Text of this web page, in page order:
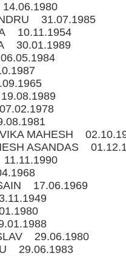
31.07.1985
10.11.1954
30.01.1989
MAHESH
ASANDAS
11.11.1990
17.06.1969
29.06.1980
29.06.1983